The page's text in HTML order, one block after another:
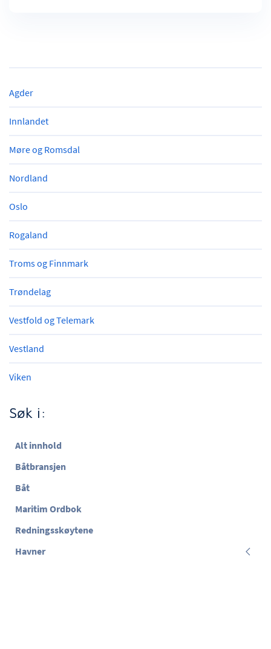
Agder
Innlandet
Møre og Romsdal
Nordland
Oslo
Rogaland
Troms og Finnmark
Trøndelag
Vestfold og Telemark
Vestland
Viken
Søk i:
Alt innhold
Båtbransjen
Båt
Maritim Ordbok
Redningsskøytene
Havner